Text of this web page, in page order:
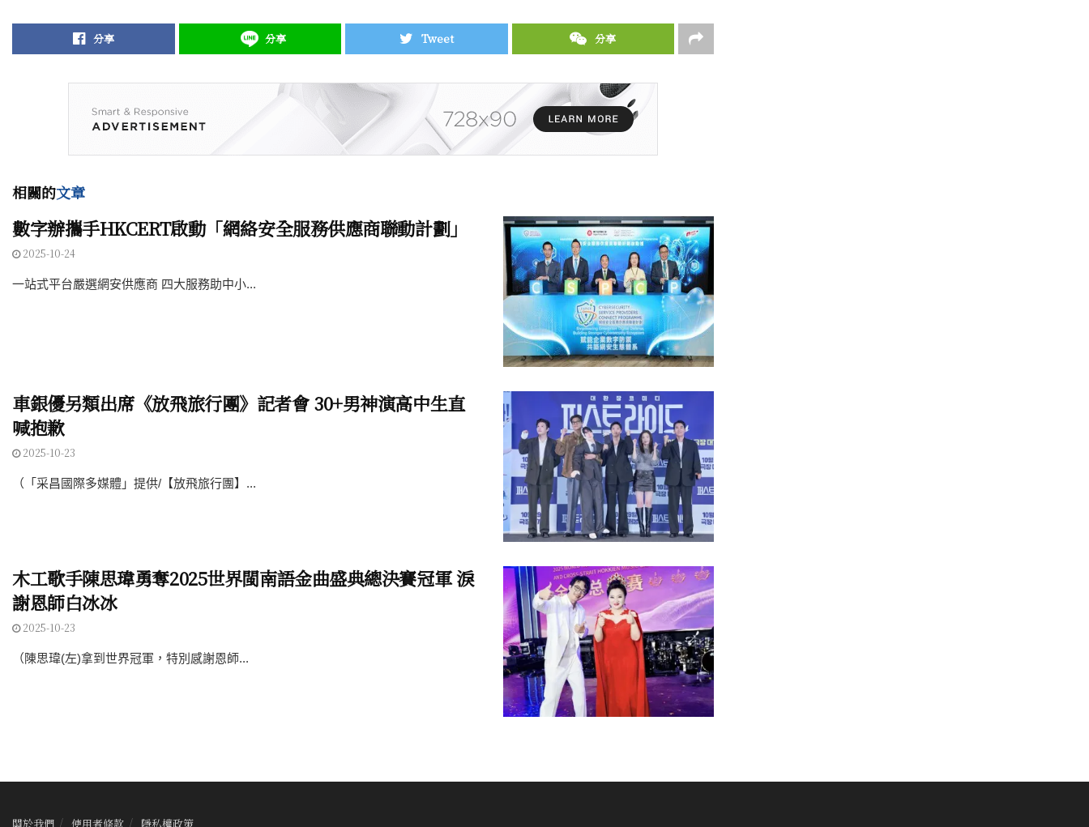
分享 分享 Tweet 分享
相關的文章
數字辦攜手HKCERT啟動「網絡安全服務供應商聯動計劃」
2025-10-24
一站式平台嚴選網安供應商 四大服務助中小...
車銀優另類出席《放飛旅行團》記者會 30+男神演高中生直
喊抱歉
2025-10-23
（「采昌國際多媒體」提供/【放飛旅行團】...
木工歌手陳思瑋勇奪2025世界閩南語金曲盛典總決賽冠軍 淚
謝恩師白冰冰
2025-10-23
（陳思瑋(左)拿到世界冠軍，特別感謝恩師...
關於我們 使用者條款 隱私權政策